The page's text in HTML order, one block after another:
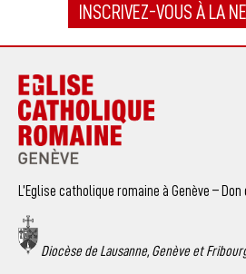
INSCRIVEZ-VOUS À LA
L’Eglise catholique romaine à Genève – Don
Diocèse de Lausanne, Genève et